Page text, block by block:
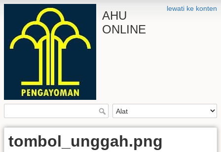
lewati ke konten
AHU
ONLINE
tombol_unggah.png